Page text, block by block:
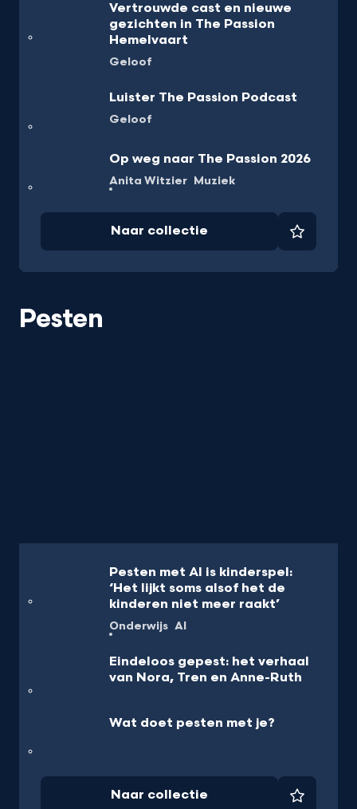
Vertrouwde cast en nieuwe
gezichten in The Passion
Hemelvaart
Geloof
Luister The Passion Podcast
Geloof
Op weg naar The Passion 2026
Anita Witzier Muziek
Naar collectie Favoriet
Pesten
Pesten met AI is kinderspel:
‘Het lijkt soms alsof het de
kinderen niet meer raakt’
Onderwijs AI
Eindeloos gepest: het verhaal
van Nora, Tren en Anne-Ruth
Wat doet pesten met je?
Naar collectie Favoriet